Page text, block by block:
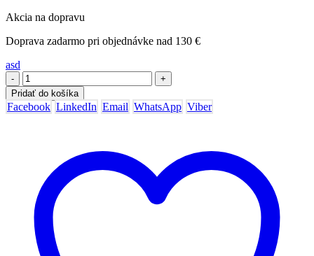
Akcia na dopravu
Doprava zadarmo pri objednávke nad 130 €
asd
-
+
Pridať do košíka
Facebook LinkedIn Email WhatsApp Viber